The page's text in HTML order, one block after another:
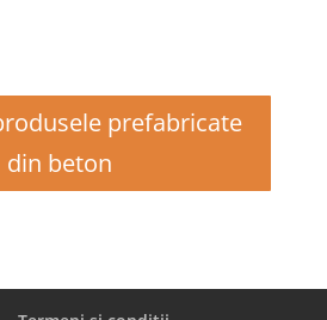
prefabricate
din beton